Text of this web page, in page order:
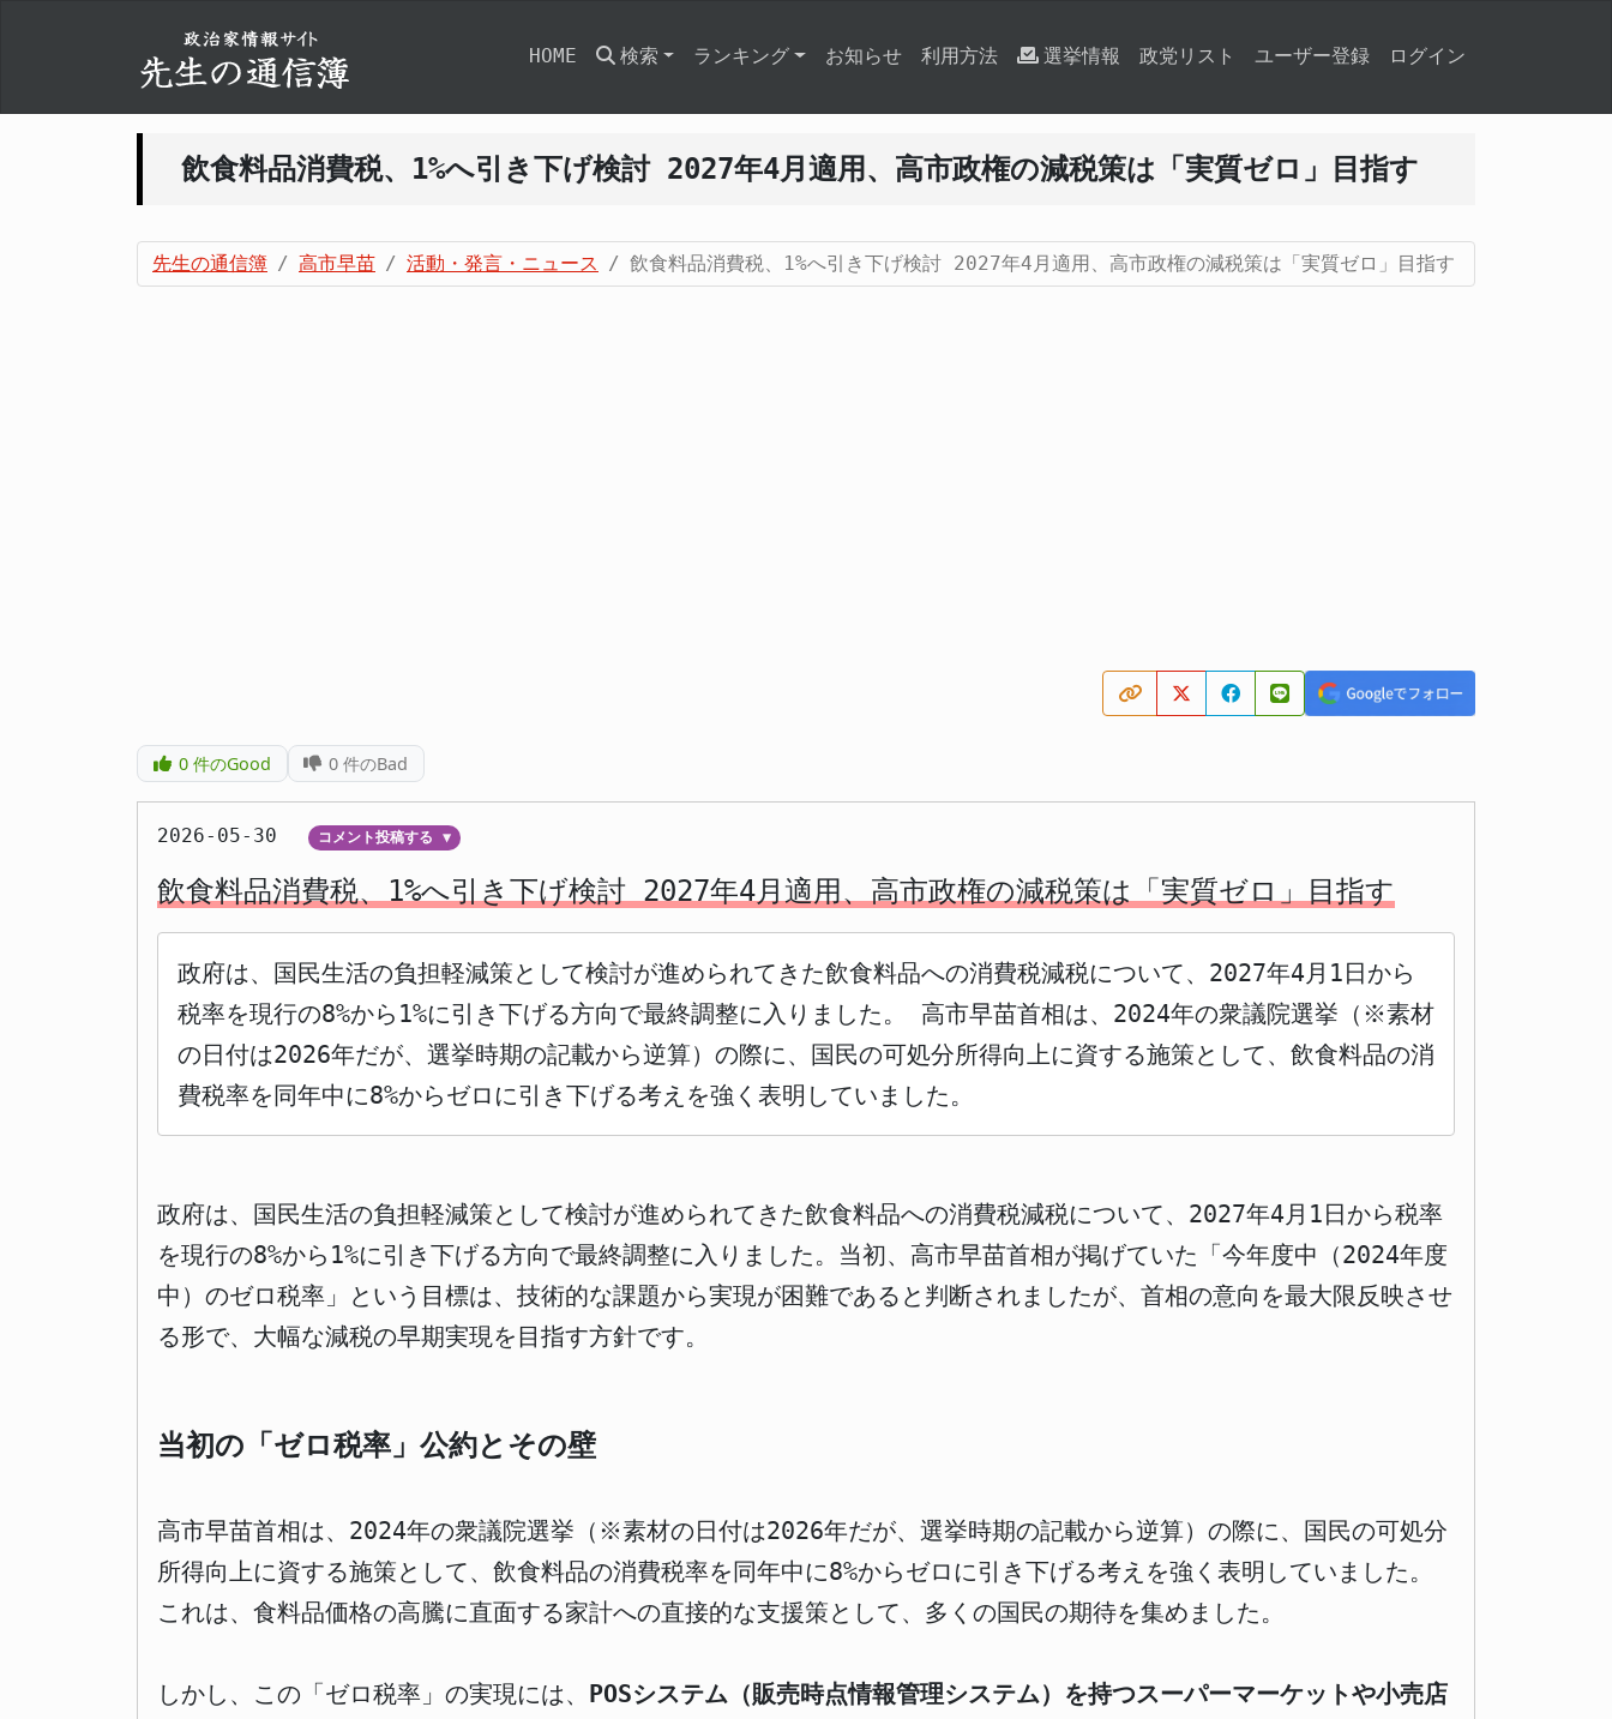
HOME 検索 ランキング お知らせ 利用方法 選挙情報 政党リスト ユーザー登録 ログイン
飲食料品消費税、1%へ引き下げ検討 2027年4月適用、高市政権の減税策は「実質ゼロ」目指す
先生の通信簿 高市早苗 活動・発言・ニュース 飲食料品消費税、1%へ引き下げ検討 2027年4月適用、高市政権の減税策は「実質ゼロ」目指す
0件のGood 0 件のBad
2026-05-30 コメント投稿する ▼
飲食料品消費税、1%へ引き下げ検討 2027年4月適用、高市政権の減税策は「実質ゼロ」目指す
政府は、国民生活の負担軽減策として検討が進められてきた飲食料品への消費税減税について、2027年4月1日から
税率を現行の8%から1%に引き下げる方向で最終調整に入りました。 高市早苗首相は、2024年の衆議院選挙（※素材
の日付は2026年だが、選挙時期の記載から逆算）の際に、国民の可処分所得向上に資する施策として、飲食料品の消
費税率を同年中に8%からゼロに引き下げる考えを強く表明していました。
政府は、国民生活の負担軽減策として検討が進められてきた飲食料品への消費税減税について、2027年4月1日から税率
を現行の8%から1%に引き下げる方向で最終調整に入りました。当初、高市早苗首相が掲げていた「今年度中（2024年度
中）のゼロ税率」という目標は、技術的な課題から実現が困難であると判断されましたが、首相の意向を最大限反映させ
る形で、大幅な減税の早期実現を目指す方針です。
当初の「ゼロ税率」公約とその壁
高市早苗首相は、2024年の衆議院選挙（※素材の日付は2026年だが、選挙時期の記載から逆算）の際に、国民の可処分
所得向上に資する施策として、飲食料品の消費税率を同年中に8%からゼロに引き下げる考えを強く表明していました。
これは、食料品価格の高騰に直面する家計への直接的な支援策として、多くの国民の期待を集めました。
しかし、この「ゼロ税率」の実現には、 POSシステム（販売時点情報管理システム）を持つスーパーマーケットや小売店